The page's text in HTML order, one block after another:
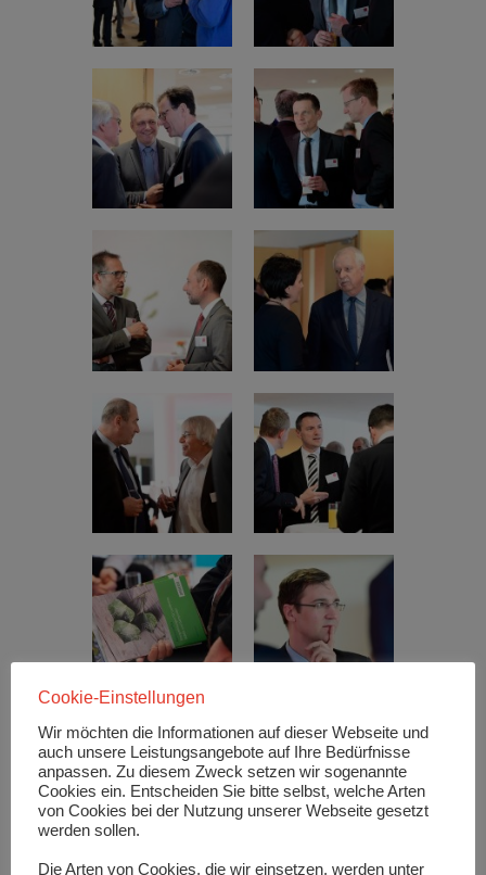
Cookie-Einstellungen
Wir möchten die Informationen auf dieser Webseite und
auch unsere Leistungsangebote auf Ihre Bedürfnisse
anpassen. Zu diesem Zweck setzen wir sogenannte
Cookies ein. Entscheiden Sie bitte selbst, welche Arten
von Cookies bei der Nutzung unserer Webseite gesetzt
werden sollen.
Die Arten von Cookies, die wir einsetzen, werden unter